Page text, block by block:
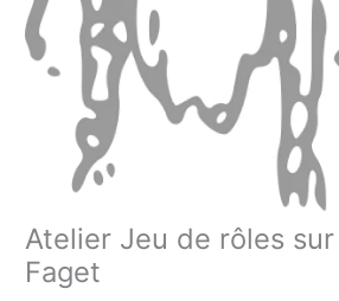
Atelier Jeu de rôles
Faget